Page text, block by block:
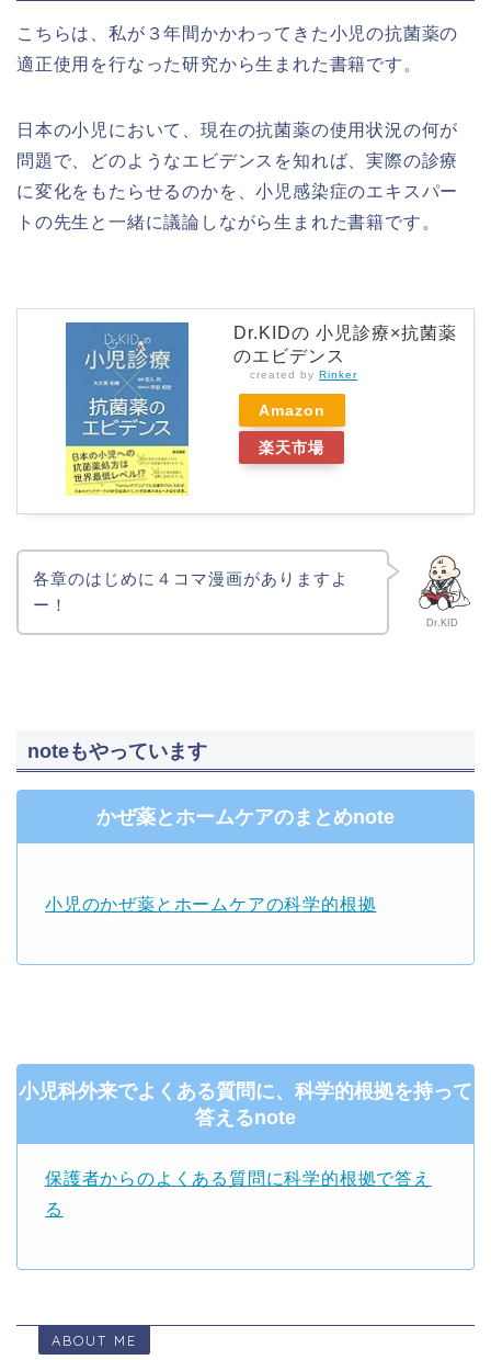
こちらは、私が３年間かかわってきた小児の抗菌薬の
適正使用を行なった研究から生まれた書籍です。
日本の小児において、現在の抗菌薬の使用状況の何が
問題で、どのようなエビデンスを知れば、実際の診療
に変化をもたらせるのかを、小児感染症のエキスパー
トの先生と一緒に議論しながら生まれた書籍です。
Dr.KIDの 小児診療×抗菌薬
のエビデンス
created by Rinker
Amazon
楽天市場
Dr.KID
各章のはじめに４コマ漫画がありますよ
ー！
noteもやっています
かぜ薬とホームケアのまとめnote
小児のかぜ薬とホームケアの科学的根拠
小児科外来でよくある質問に、科学的根拠を持って
答えるnote
保護者からのよくある質問に科学的根拠で答え
る
ABOUT ME